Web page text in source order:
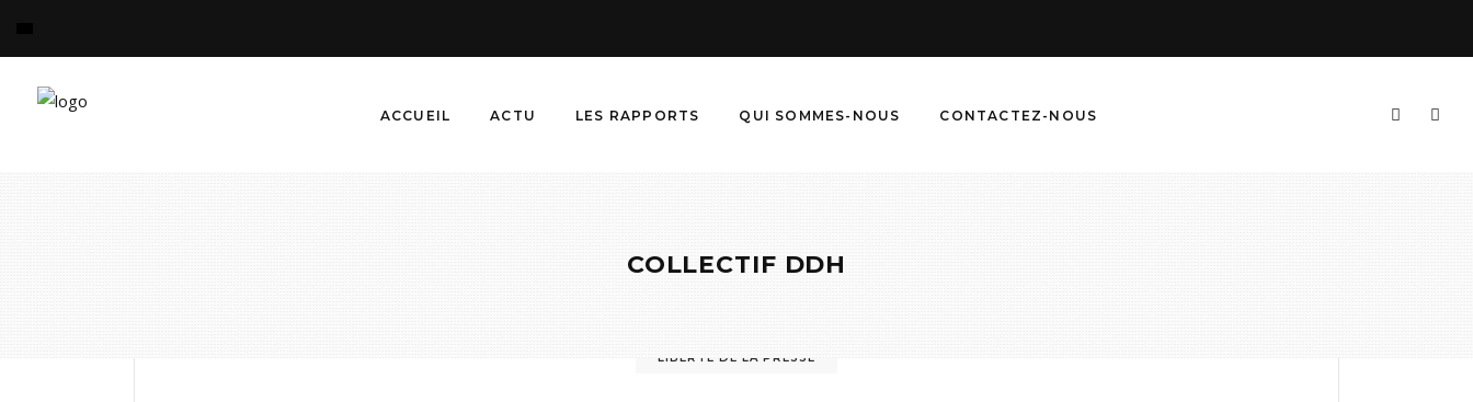
ACCUEIL ACTU LES RAPPORTS QUI SOMMES-NOUS CONTACTEZ-NOUS
COLLECTIF DDH
LIBERTÉ DE LA PRESSE